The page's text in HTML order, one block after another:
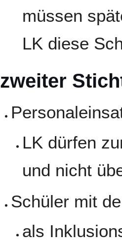
müssen
LK diese
zweiter
LK dürfen
und nicht
Schüler mit
als